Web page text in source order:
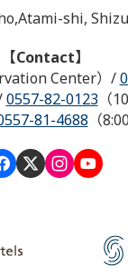
shi,
【Contact】
Center） /
0557-82-0123（
81-4688 （